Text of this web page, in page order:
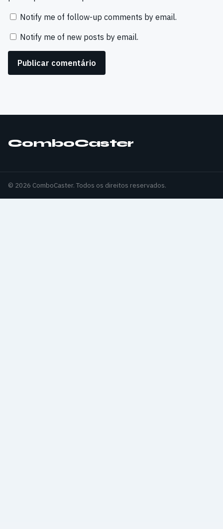
Notify me of follow-up comments by email.
Notify me of new posts by email.
ComboCaster
© 2026 ComboCaster. Todos os direitos reservados.